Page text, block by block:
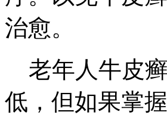
治愈。
老年人牛皮
低，但如果掌